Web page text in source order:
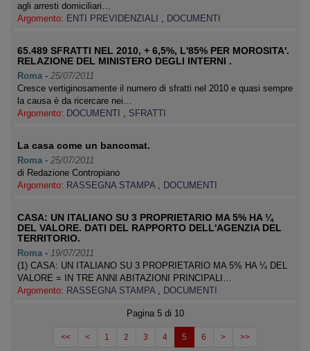
agli arresti domiciliari…
Argomento: ENTI PREVIDENZIALI , DOCUMENTI
65.489 SFRATTI NEL 2010, + 6,5%, L'85% PER MOROSITA'.
RELAZIONE DEL MINISTERO DEGLI INTERNI .
Roma - 25/07/2011
Cresce vertiginosamente il numero di sfratti nel 2010 e quasi sempre
la causa è da ricercare nei…
Argomento: DOCUMENTI , SFRATTI
La casa come un bancomat.
Roma - 25/07/2011
di Redazione Contropiano
Argomento: RASSEGNA STAMPA , DOCUMENTI
CASA: UN ITALIANO SU 3 PROPRIETARIO MA 5% HA ¼
DEL VALORE. DATI DEL RAPPORTO DELL'AGENZIA DEL
TERRITORIO.
Roma - 19/07/2011
(1) CASA: UN ITALIANO SU 3 PROPRIETARIO MA 5% HA ¼ DEL
VALORE = IN TRE ANNI ABITAZIONI PRINCIPALI…
Argomento: RASSEGNA STAMPA , DOCUMENTI
Pagina 5 di 10
<< < 1 2 3 4 5 6 > >>